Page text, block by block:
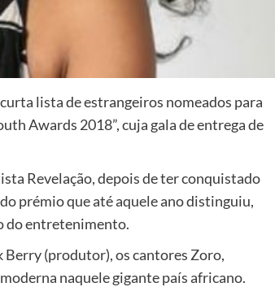
lista de estrangeiros nomeados para
Awards 2018”, cuja gala de entrega de
Revelação, depois de ter conquistado
prémio que até aquele ano distinguiu,
do entretenimento.
(produtor), os cantores Zoro,
naquele gigante país africano.